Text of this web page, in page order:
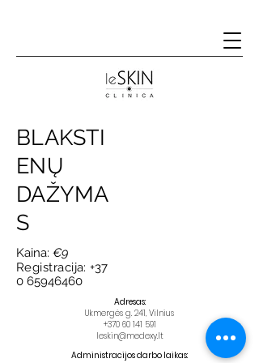
BLAKSTI
ENŲ
DAŽYMA
S
Kaina: €9
Registracija:+37
0 65946460
​​Adresas:
Ukmergės g. 241, Vilnius
+370 60 141 591
leskin@medexy.lt
Administracijos darbo laikas: